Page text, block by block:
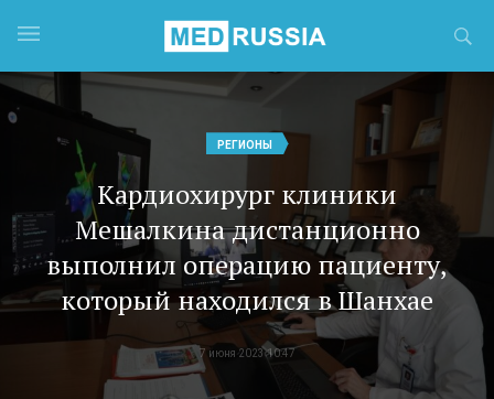
РЕГИОНЫ
Кардиохирург клиники
Мешалкина дистанционно
выполнил операцию пациенту,
который находился в Шанхае
7 июня 2023 10:47